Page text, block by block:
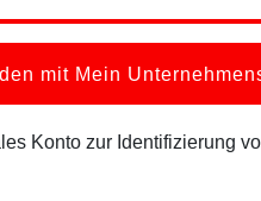
mit Mein
Konto zur Identifizierung